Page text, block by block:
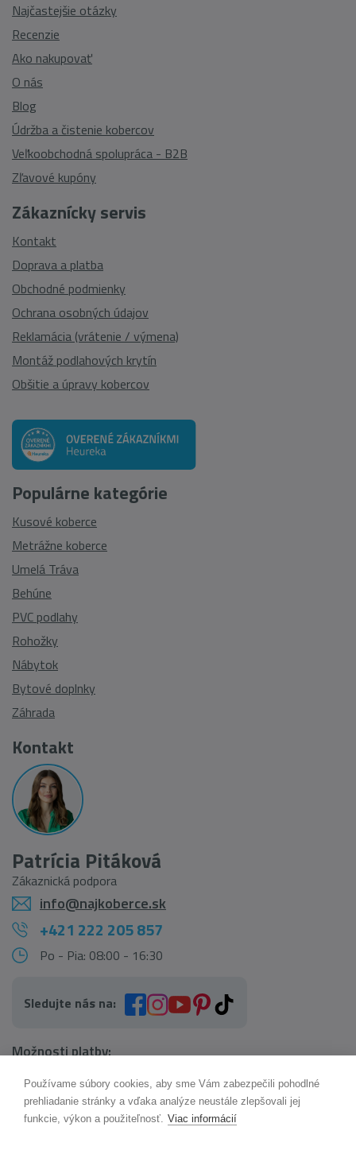
Zákaznícky servis
Kontakt
Doprava a platba
Obchodné podmienky
Ochrana osobných údajov
Reklamácia (vrátenie / výmena)
Montáž podlahových krytín
Obšitie a úpravy kobercov
Najčastejšie otázky
Recenzie
Ako nakupovať
O nás
Blog
Údržba a čistenie kobercov
Veľkoobchodná spolupráca - B2B
Zľavové kupóny
Populárne kategórie
Kusové koberce
Metrážne koberce
Umelá Tráva
Behúne
PVC podlahy
Rohožky
Nábytok
Bytové doplnky
Záhrada
Kontakt
Patrícia Pitáková
Zákaznická podpora
info@najkoberce.sk
+421 222 205 857
Po - Pia: 08:00 - 16:30
Sledujte nás na:
Možnosti platby:
AI pomocník Maxík
Online
Používame súbory cookies, aby sme Vám zabezpečili pohodlné
prehliadanie stránky a vďaka analýze neustále zlepšovali jej
funkcie, výkon a použiteľnosť. Viac informácií